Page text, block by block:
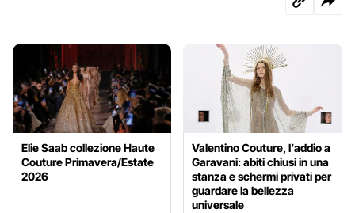
Elie Saab collezione Haute
Couture Primavera/Estate
2026
Valentino Couture, l’addio a
Garavani: abiti chiusi in una
stanza e schermi privati per
guardare la bellezza
universale